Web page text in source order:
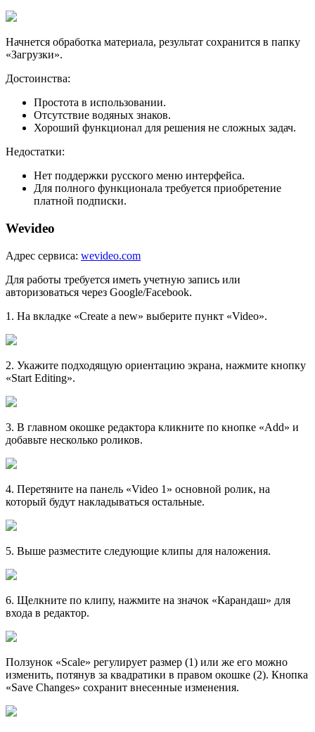
Начнется обработка материала, результат сохранится в папку
«Загрузки».
Достоинства:
Простота в использовании.
Отсутствие водяных знаков.
Хороший функционал для решения не сложных задач.
Недостатки:
Нет поддержки русского меню интерфейса.
Для полного функционала требуется приобретение
платной подписки.
Wevideo
Адрес сервиса: wevideo.com
Для работы требуется иметь учетную запись или
авторизоваться через Google/Facebook.
1 . На вкладке «Create a new» выберите пункт «Video».
2. Укажите подходящую ориентацию экрана, нажмите кнопку
«Start Editing».
3. В главном окошке редактора кликните по кнопке «Add» и
добавьте несколько роликов.
4. Перетяните на панель «Video 1» основной ролик, на
который будут накладываться остальные.
5. Выше разместите следующие клипы для наложения.
6. Щелкните по клипу, нажмите на значок «Карандаш» для
входа в редактор.
Ползунок «Scale» регулирует размер (1) или же его можно
изменить, потянув за квадратики в правом окошке (2). Кнопка
«Save Changes» сохранит внесенные изменения.